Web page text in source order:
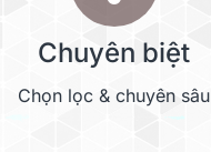
Chuyên biệt
Chọn lọc & chuyên sâu